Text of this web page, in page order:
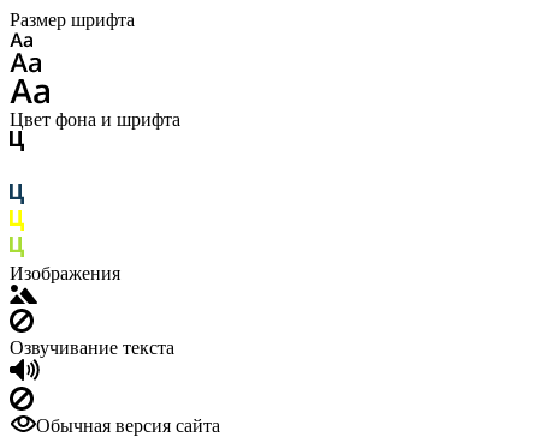
Размер шрифта
Цвет фона и шрифта
Изображения
Озвучивание текста
Обычная версия сайта